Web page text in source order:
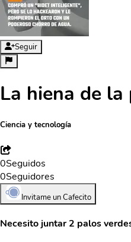
Seguir
La hiena de
Ciencia y tecnología
0Seguidos
0Seguidores
Invitame un Cafecito
Necesito juntar 2 palos